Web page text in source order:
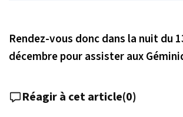
Rendez-vous donc dans la nuit du
décembre pour assister aux
Réagir à cet article(0)